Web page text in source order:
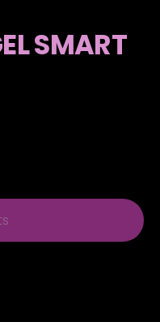
SMART